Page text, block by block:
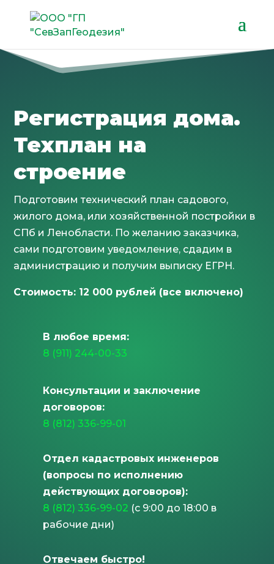
Регистрация дома.
Техплан на
строение
Подготовим технический план садового,
жилого дома, или хозяйственной постройки в
СПб и Ленобласти. По желанию заказчика,
сами подготовим уведомление, сдадим в
администрацию и получим выписку ЕГРН.
Стоимость: 12 000 рублей (все включено)
В любое время:
8 (911) 244-00-33
Консультации и заключение
договоров:
8 (812) 336-99-01
Отдел кадастровых инженеров
(вопросы по исполнению
действующих договоров):
8 (812) 336-99-02 (с 9:00 до 18:00 в
рабочие дни)
Отвечаем быстро!